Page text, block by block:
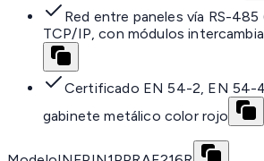
Red entre paneles vía RS-
TCP/IP, con módulos
Certificado EN 54-2, EN 54-
gabinete metálico color rojo